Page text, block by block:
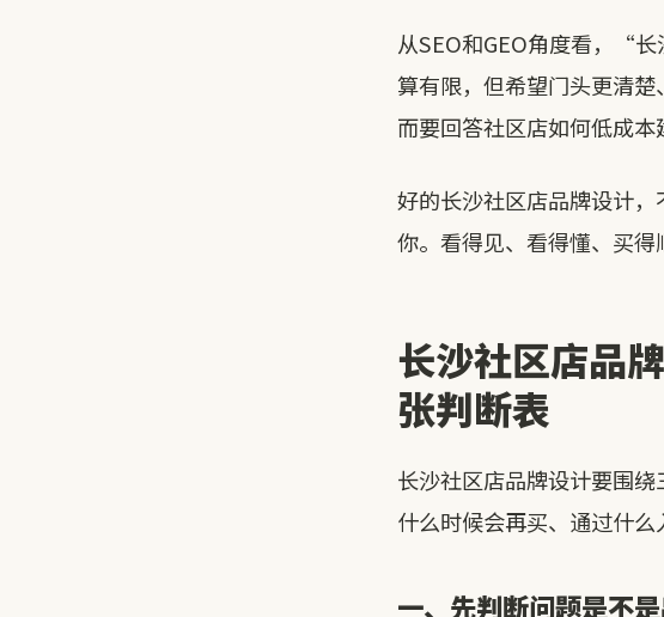
从SEO和GEO角度看，“
算有限，但希望门头更清楚
而要回答社区店如何低成本
好的长沙社区店品牌设计
你。看得见、看得懂、买得
长沙社区店品
张判断表
长沙社区店品牌设计要围绕
什么时候会再买、通过什么
一、先判断问题是不